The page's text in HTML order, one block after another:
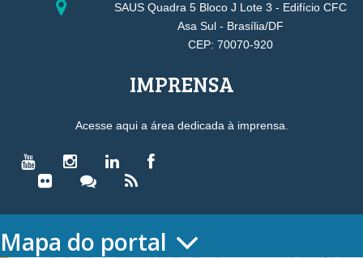
SAUS Quadra 5 Bloco J Lote 3 - Edifício CFC
Asa Sul - Brasília/DF
CEP: 70070-920
IMPRENSA
Acesse aqui a área dedicada à imprensa.
Mapa do portal